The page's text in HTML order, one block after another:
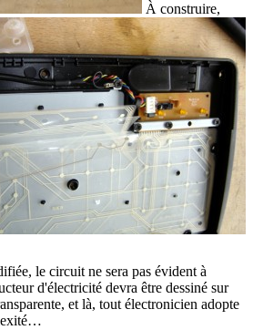
À construire,
le circuit ne sera pas évident à
d'électricité devra être dessiné sur
et là, tout électronicien adopte